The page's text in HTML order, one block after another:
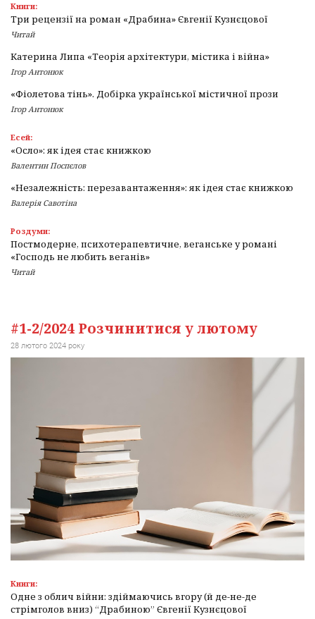
Книги:
Три рецензії на роман «Драбина» Євгенії Кузнєцової
Читай
Катерина Липа «Теорія архітектури, містика і війна»
Ігор Антонюк
«Фіолетова тінь». Добірка української містичної прози
Ігор Антонюк
Есей:
«Осло»: як ідея стає книжкою
Валентин Поспєлов
«Незалежність: перезавантаження»: як ідея стає книжкою
Валерія Савотіна
Роздуми:
Постмодерне, психотерапевтичне, веганське у романі
«Господь не любить веганів»
Читай
#1-2/2024 Розчинитися у лютому
28 лютого 2024 року
Книги:
Одне з облич війни: здіймаючись вгору (й де-не-де
стрімголов вниз) “Драбиною” Євгенії Кузнєцової